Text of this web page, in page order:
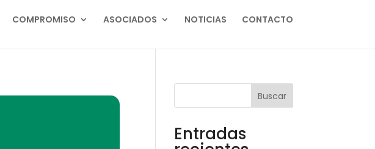
COMPROMISO ASOCIADOS NOTICIAS CONTACTO
Buscar
Entradas